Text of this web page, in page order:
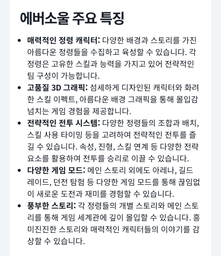
에버소울 주요 특징
매력적인 정령 캐릭터: 다양한 배경과 스토리를 가진
아름다운 정령들을 수집하고 육성할 수 있습니다. 각
정령은 고유한 스킬과 능력을 가지고 있어 전략적인
팀 구성이 가능합니다.
고품질 3D 그래픽: 섬세하게 디자인된 캐릭터와 화려
한 스킬 이펙트, 아름다운 배경 그래픽을 통해 몰입감
넘치는 게임 경험을 제공합니다.
전략적인 전투 시스템: 다양한 정령들의 조합과 배치,
스킬 사용 타이밍 등을 고려하여 전략적인 전투를 즐
길 수 있습니다. 속성, 진형, 스킬 연계 등 다양한 전략
요소를 활용하여 전투를 승리로 이끌 수 있습니다.
다양한 게임 모드: 메인 스토리 외에도 아레나, 길드
레이드, 던전 탐험 등 다양한 게임 모드를 통해 끊임없
이 새로운 도전과 재미를 경험할 수 있습니다.
풍부한 스토리: 각 정령들의 개별 스토리와 메인 스토
리를 통해 게임 세계관에 깊이 몰입할 수 있습니다. 흥
미진진한 스토리와 매력적인 캐릭터들의 이야기를 감
상할 수 있습니다.